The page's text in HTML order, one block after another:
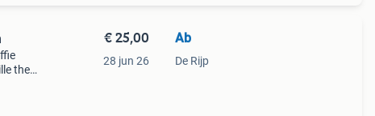
thee
€ 25,00
28 jun 26
Ab
De Rijp